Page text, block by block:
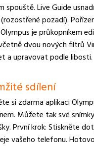
spouště. Live Guide
pozadí).
je průkopníkem
dvou nových filtrů
a upravovat podle libosti.
sdílení
si zdarma aplikaci
Můžete tak své
První krok: Stiskněte
vašeho telefonu.